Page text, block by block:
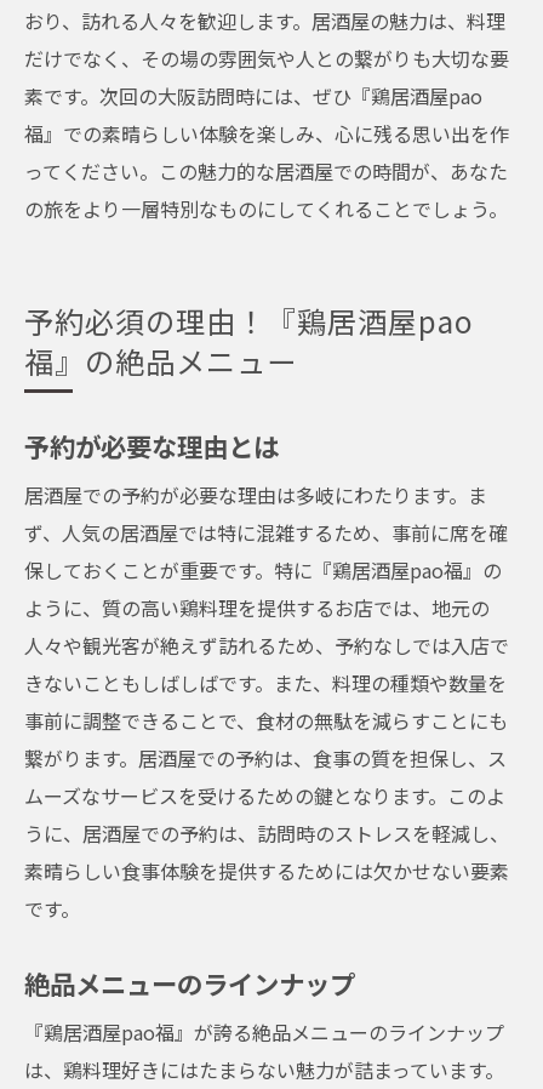
おり、訪れる人々を歓迎します。居酒屋の魅力は、料理
だけでなく、その場の雰囲気や人との繋がりも大切な要
素です。次回の大阪訪問時には、ぜひ『鶏居酒屋pao
福』での素晴らしい体験を楽しみ、心に残る思い出を作
ってください。この魅力的な居酒屋での時間が、あなた
の旅をより一層特別なものにしてくれることでしょう。
予約必須の理由！『鶏居酒屋pao
福』の絶品メニュー
予約が必要な理由とは
居酒屋での予約が必要な理由は多岐にわたります。ま
ず、人気の居酒屋では特に混雑するため、事前に席を確
保しておくことが重要です。特に『鶏居酒屋pao福』の
ように、質の高い鶏料理を提供するお店では、地元の
人々や観光客が絶えず訪れるため、予約なしでは入店で
きないこともしばしばです。また、料理の種類や数量を
事前に調整できることで、食材の無駄を減らすことにも
繋がります。居酒屋での予約は、食事の質を担保し、ス
ムーズなサービスを受けるための鍵となります。このよ
うに、居酒屋での予約は、訪問時のストレスを軽減し、
素晴らしい食事体験を提供するためには欠かせない要素
です。
絶品メニューのラインナップ
『鶏居酒屋pao福』が誇る絶品メニューのラインナップ
は、鶏料理好きにはたまらない魅力が詰まっています。